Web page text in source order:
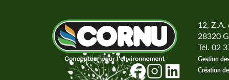
12,
28320
Tél. 02
Gestion
Création